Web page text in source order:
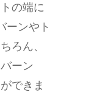
の端に
ーンやト
ろん、
ーン
できま